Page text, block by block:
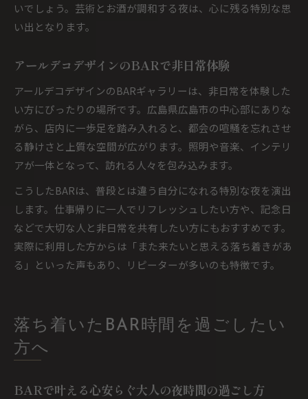
いでしょう。芸術とお酒が調和する夜は、心に残る特別な思
い出となります。
アールデコデザインのBARで非日常体験
アールデコデザインのBARギャラリーは、非日常を体験した
い方にぴったりの場所です。広島県広島市の中心部にありな
がら、店内に一歩足を踏み入れると、都会の喧騒を忘れさせ
る静けさと上質な空間が広がります。照明や音楽、インテリ
アが一体となって、訪れる人々を包み込みます。
こうしたBARは、普段とは違う自分になれる特別な夜を演出
します。仕事帰りに一人でリフレッシュしたい方や、記念日
などで大切な人と非日常を共有したい方にもおすすめです。
実際に利用した方からは「また来たいと思える落ち着きがあ
る」といった声もあり、リピーターが多いのも特徴です。
落ち着いたBAR時間を過ごしたい
方へ
BARで叶える心安らぐ大人の夜時間の過ごし方